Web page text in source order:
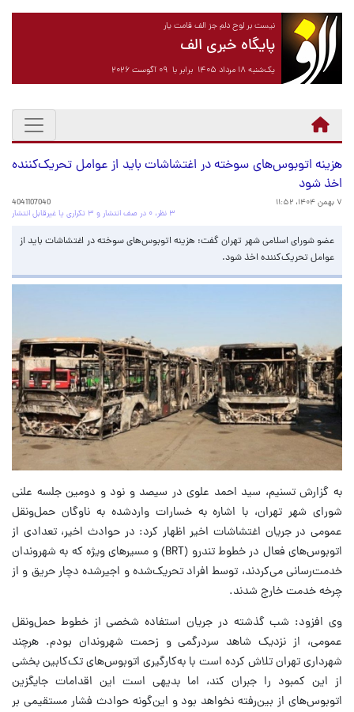
نیست بر لوح دلم جز الف قامت یار
پایگاه خبری الف
یک‌شنبه ۱۸ مرداد ۱۴۰۵ برابر با ۰۹ آگوست ۲۰۲۶
هزینه اتوبوس‌های سوخته در اغتشاشات باید از عوامل تحریک‌کننده
اخذ شود
۷ بهمن ۱۴۰۴، ۱۱:۵۲
4041107040
۳ نظر، ۰ در صف انتشار و ۳ تکراری یا غیرقابل انتشار
عضو شورای اسلامی شهر تهران گفت: هزینه اتوبوس‌های سوخته در اغتشاشات باید از
عوامل تحریک‌کننده اخذ شود.
به گزارش تسنیم، سید احمد علوی در سیصد و نود و دومین جلسه علنی
شورای شهر تهران، با اشاره به خسارات واردشده به ناوگان حمل‌ونقل
عمومی در جریان اغتشاشات اخیر اظهار کرد: در حوادث اخیر، تعدادی از
اتوبوس‌های فعال در خطوط تندرو (BRT) و مسیرهای ویژه که به شهروندان
خدمت‌رسانی می‌کردند، توسط افراد تحریک‌شده و اجیرشده دچار حریق و از
چرخه خدمت خارج شدند.
وی افزود: شب گذشته در جریان استفاده شخصی از خطوط حمل‌ونقل
عمومی، از نزدیک شاهد سردرگمی و زحمت شهروندان بودم. هرچند
شهرداری تهران تلاش کرده است با به‌کارگیری اتوبوس‌های تک‌کابین بخشی
از این کمبود را جبران کند، اما بدیهی است این اقدامات جایگزین
اتوبوس‌های از بین‌رفته نخواهد بود و این‌گونه حوادث فشار مستقیمی بر